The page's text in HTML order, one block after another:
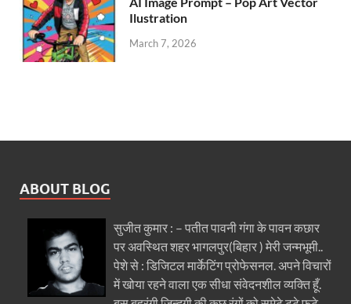
Ilustration
March 7, 2026
ABOUT BLOG
सुजीत कुमार : – पतीत पावनी गंगा के पावन कछार
पर अवस्थित शहर भागलपुर(बिहार ) मेरी जन्मभूमी..
पेशे से : डिजिटल मार्केटिंग प्रोफेसनल. अपने विचारों
में खोया रहने वाला एक सीधा संवेदनशील व्यक्ति हूँ.